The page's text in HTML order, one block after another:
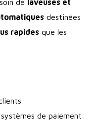
destinées
rapides que les
de paiement